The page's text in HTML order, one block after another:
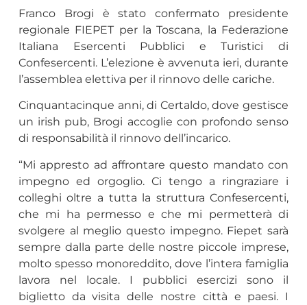
Franco Brogi è stato confermato presidente
regionale FIEPET per la Toscana, la Federazione
Italiana Esercenti Pubblici e Turistici di
Confesercenti. L’elezione è avvenuta ieri, durante
l’assemblea elettiva per il rinnovo delle cariche.
Cinquantacinque anni, di Certaldo, dove gestisce
un irish pub, Brogi accoglie con profondo senso
di responsabilità il rinnovo dell’incarico.
“Mi appresto ad affrontare questo mandato con
impegno ed orgoglio. Ci tengo a ringraziare i
colleghi oltre a tutta la struttura Confesercenti,
che mi ha permesso e che mi permetterà di
svolgere al meglio questo impegno. Fiepet sarà
sempre dalla parte delle nostre piccole imprese,
molto spesso monoreddito, dove l’intera famiglia
lavora nel locale. I pubblici esercizi sono il
biglietto da visita delle nostre città e paesi. I